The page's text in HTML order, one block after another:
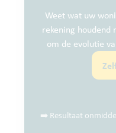
Weet wat uw
rekening
om de evolutie
➡️ Resultaat